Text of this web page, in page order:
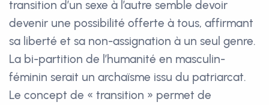
transition d’un sexe à l’autre semble devoir
devenir une possibilité offerte à tous, affirmant
sa liberté et sa non-assignation à un seul genre.
La bi-partition de l’humanité en masculin-
féminin serait un archaïsme issu du patriarcat.
Le concept de « transition » permet de